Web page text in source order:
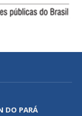
DO PARÁ